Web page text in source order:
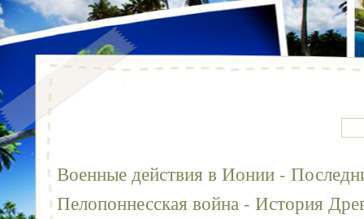
Военные действия в Ионии -
Пелопоннесская война - История